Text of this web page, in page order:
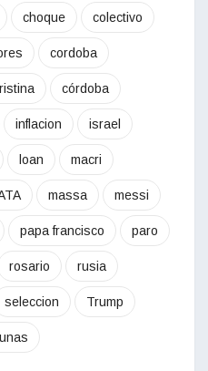
choque colectivo
cordoba
córdoba
inflacion israel
loan macri
massa messi
papa francisco paro
rosario rusia
seleccion Trump